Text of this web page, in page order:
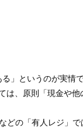
」というのが実情で
、原則「現金や
の「有人レジ」